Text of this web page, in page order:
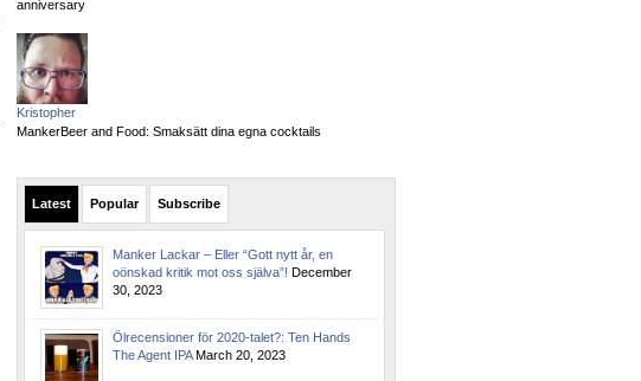
anniversary
Kristopher
MankerBeer and Food: Smaksätt dina egna cocktails
Latest Popular Subscribe
Manker Lackar – Eller “Gott nytt år, en
oönskad kritik mot oss själva”! December
30, 2023
Ölrecensioner för 2020-talet?: Ten Hands
The Agent IPA March 20, 2023